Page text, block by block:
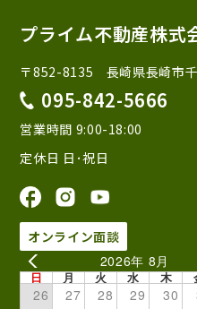
プライム不動産株式
〒852-8135 長崎県長崎市
095-842-5666
営業時間 9:00-18:00
定休日 日･祝日
オンライン面談
2026年 8月
日 月 火 水 木
26 27 28 29 30